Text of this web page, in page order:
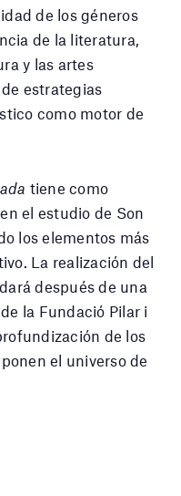
de los géneros
de la literatura,
y las artes
estrategias
como motor de
tiene como
el estudio de Son
los elementos más
La realización del
después de una
la Fundació Pilar i
de los
el universo de